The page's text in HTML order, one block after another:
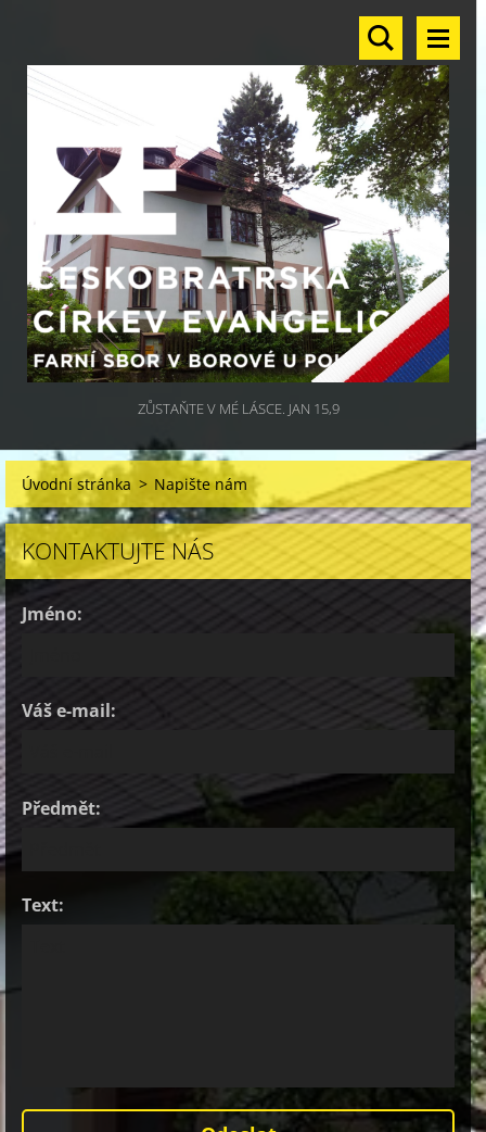
ZŮSTAŇTE V MÉ LÁSCE. JAN 15,9
Úvodní stránka > Napište nám
KONTAKTUJTE NÁS
Jméno:
Váš e-mail:
Předmět:
Text: